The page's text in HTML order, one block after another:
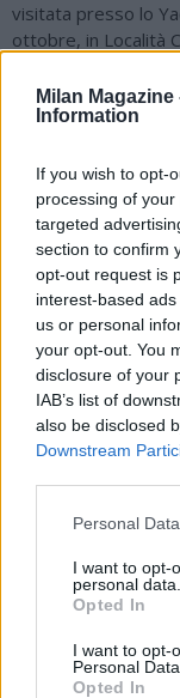
Milan Magazine
Information
If you wish to opt-
processing of
targeted
section to confirm
opt-out request is
interest-based
us or personal
your opt-out. You
disclosure of your
IAB’s list of
also be disclosed
Downstream
Personal
I want to opt-
personal data.
Opted In
I want to opt-
Personal Data.
Opted In
visitata presso lo
ottobre, in Località
Paralimpiadi,
l'unico e ultimo
dedizione. Per noi
diretta in modo
valori dello sport,
ospiteremo presto
moglie Paola
olimpici e le
e perfezione. Mi
immagini".
solo
incon-trano
l'occasione per far
essere salvezza. -
trasmettere questi
Associazione
supportare i minori
perché siamo
mostra".